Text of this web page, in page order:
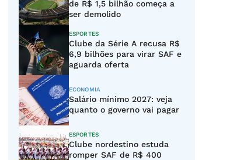
de R$ 1,5 bilhão começa a
ser demolido
ESPORTES
Clube da Série A recusa R$
6,9 bilhões para virar SAF e
aguarda oferta
ECONOMIA
Salário mínimo 2027: veja
quanto o governo vai pagar
ESPORTES
Clube nordestino estuda
romper SAF de R$ 400